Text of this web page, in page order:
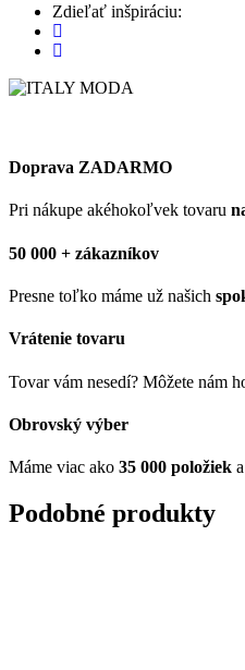
Zdieľať inšpiráciu:
Doprava ZADARMO
Pri nákupe akéhokoľvek tovaru
50 000 + zákazníkov
Presne toľko máme už našich
Vrátenie tovaru
Tovar vám nesedí? Môžete nám
Obrovský výber
Máme viac ako 35 000 položiek
Podobné produkty